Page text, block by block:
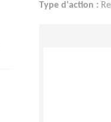
Type d'action :